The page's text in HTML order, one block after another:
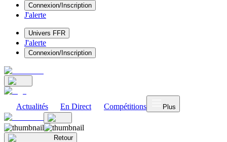
Connexion/Inscription
J'alerte
Univers FFR
J'alerte
Connexion/Inscription
Actualités En Direct Compétitions Plus
Retour